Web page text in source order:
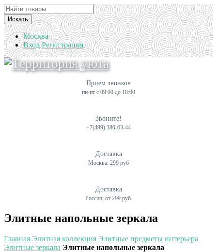
Искать
Москва
Вход Регистрация
Прием звонков
пн-пт с 09:00 до 18:00
Звоните!
+7(499) 380-63-44
Доставка
Москва: 299 руб
Доставка
Россия: от 299 руб.
Элитные напольные зеркала
Главная Элитная коллекция Элитные предметы интерьера
Элитные зеркала Элитные напольные зеркала